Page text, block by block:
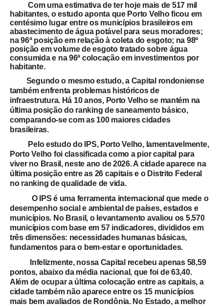
Com uma estimativa de ter hoje mais de 517 mil
habitantes, o estudo aponta que Porto Velho ficou em
centésimo lugar entre os municípios brasileiros em
abastecimento de água potável para seus moradores;
na 96ª posição em relação à coleta do esgoto; na 98ª
posição em volume de esgoto tratado sobre água
consumida e na 96ª colocação em investimentos por
habitante.
Segundo o mesmo estudo, a Capital rondoniense
também enfrenta problemas históricos de
infraestrutura. Há 10 anos, Porto Velho se mantém na
última posição do ranking de saneamento básico,
comparando-se com as 100 maiores cidades
brasileiras.
Pelo estudo do IPS, Porto Velho, lamentavelmente,
Porto Velho foi classificada como a pior capital para
viver no Brasil, neste ano de 2026. A cidade aparece na
última posição entre as 26 capitais e o Distrito Federal
no ranking de qualidade de vida.
O IPS é uma ferramenta internacional que mede o
desempenho social e ambiental de países, estados e
municípios. No Brasil, o levantamento avaliou os 5.570
municípios com base em 57 indicadores, divididos em
três dimensões: necessidades humanas básicas,
fundamentos para o bem-estar e oportunidades.
Infelizmente, nossa Capital recebeu apenas 58,59
pontos, abaixo da média nacional, que foi de 63,40.
Além de ocupar a última colocação entre as capitais, a
cidade também não aparece entre os 15 municípios
mais bem avaliados de Rondônia. No Estado, a melhor